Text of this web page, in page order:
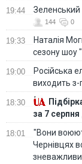
19:44 Зеленський
144 0
19:33
Наталія
сезону шоу
19:00
Російська
виходить з-
18:30
за 7 серпня
18:01
"Вони
Чернівцях